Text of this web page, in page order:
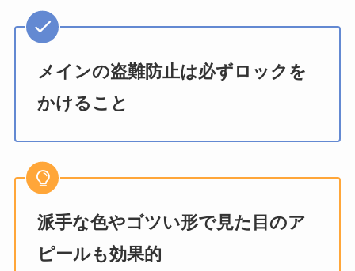
メインの盗難防止は必ずロックを
かけること
派手な色やゴツい形で見た目のア
ピールも効果的